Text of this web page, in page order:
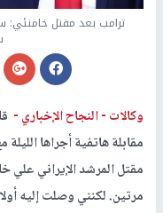
ترامب بعد مقتل خامنئي:
وكالات -النجاح الإخباري -
مقابلة هاتفية أجراها
مقتل المرشد الإيراني
مرتين. لكنني وصلت إليه